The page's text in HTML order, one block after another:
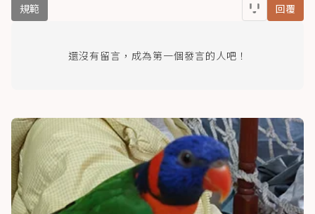
規範 回覆
還沒有留言，成為第一個發言的人吧！